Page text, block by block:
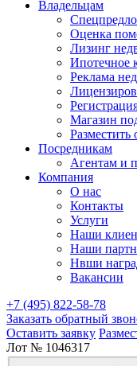
Владельцам
Оценка
Лизинг
Ипотечное
Реклама
Магазин
Разместить
Посредникам
Агентам и
Компания
О нас
Контакты
Услуги
Наши
Наши
Нвши
Вакансии
+7 (495) 822-58-78
Заказать обратный
Оставить заявку
Лот № 1046317